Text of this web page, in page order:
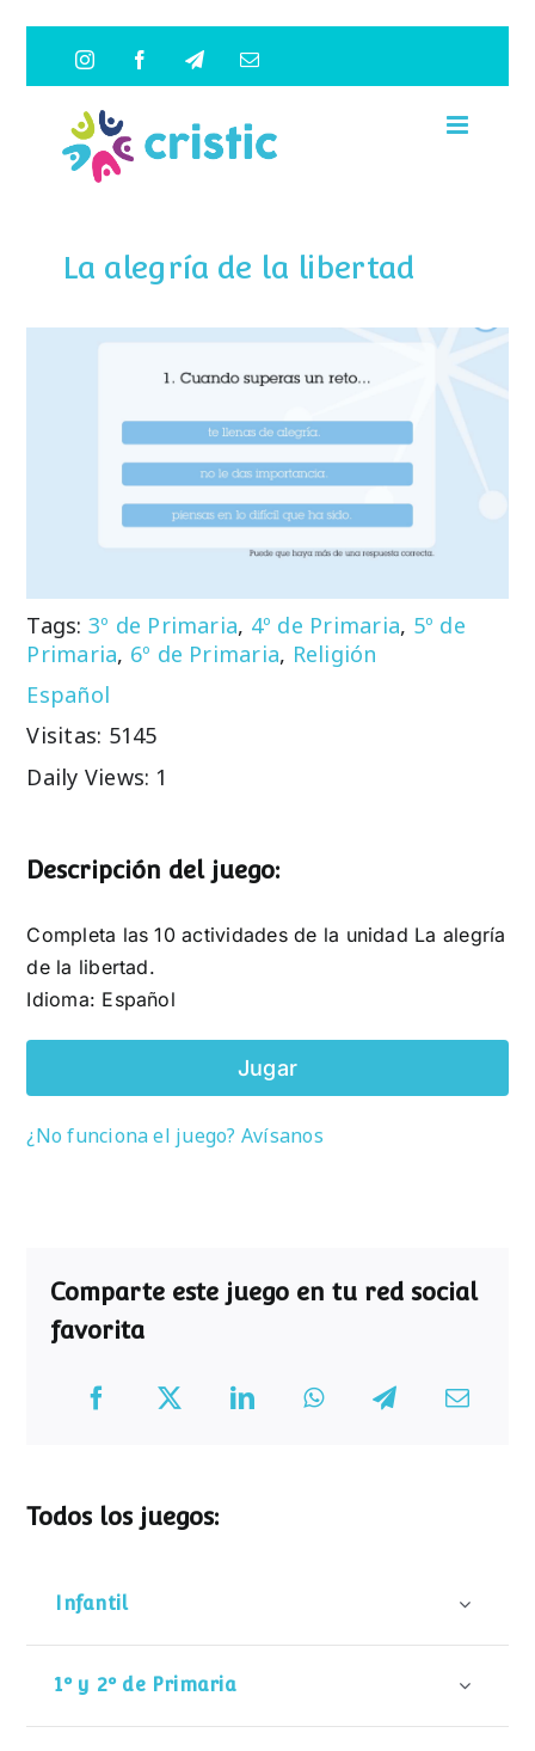
contenido
InstagramFacebookTelegramCorreo
La alegría de la libertad
Tags: 3º de Primaria, 4º de Primaria, 5º de
Primaria, 6º de Primaria, Religión
Español
Visitas: 5145
Daily Views: 1
Descripción del juego:
Completa las 10 actividades de la unidad La alegría
de la libertad.
Idioma: Español
Jugar
¿No funciona el juego? Avísanos
Comparte este juego en tu red social
favorita
Todos los juegos:
Infantil
1º y 2º de Primaria